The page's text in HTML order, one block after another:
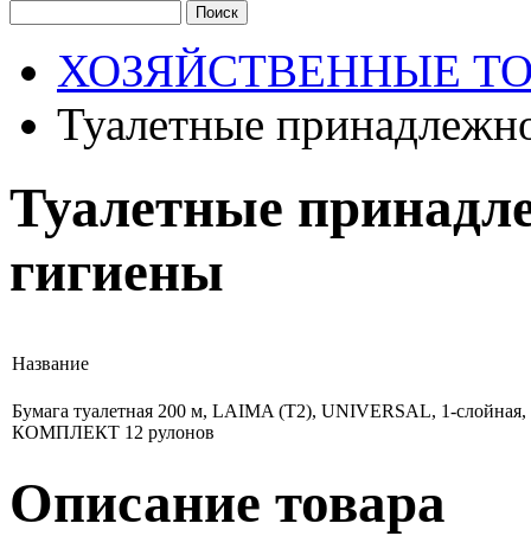
ХОЗЯЙСТВЕННЫЕ
Туалетные
Туалетные
гигиены
Название
Бумага туалетная 200 м, LAIMA (T2), UNIVERSAL, 1-слойная,
КОМПЛЕКТ 12 рулонов
Описание товара